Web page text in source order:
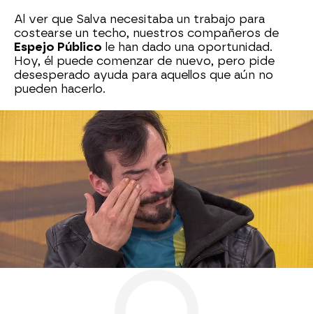
Al ver que Salva necesitaba un trabajo para
costearse un techo, nuestros compañeros de
Espejo Público le han dado una oportunidad.
Hoy, él puede comenzar de nuevo, pero pide
desesperado ayuda para aquellos que aún no
pueden hacerlo.
» Programas » Y ahora Sonsoles